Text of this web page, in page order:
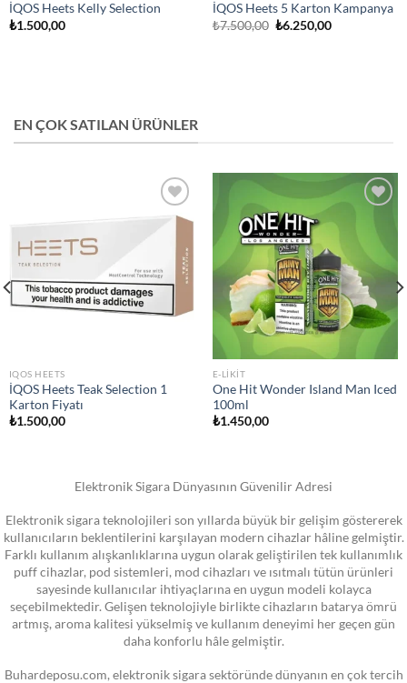
İQOS Heets Kelly Selection
₺1.500,00
İQOS Heets 5 Karton Kampanya
₺7.500,00 Orijinal
₺6.250,00Şu
EN ÇOK SATILAN ÜRÜNLER
Add to
IQOS HEETS
İQOS Heets Teak Selection 1
Karton Fiyatı
₺1.500,00
wishlist
E-LIKIT
One Hit Wonder Island Man Iced
100ml
₺1.450,00
Elektronik Sigara Dünyasının Güvenilir Adresi
Elektronik sigara teknolojileri son yıllarda büyük bir gelişim göstererek
kullanıcıların beklentilerini karşılayan modern cihazlar hâline gelmiştir.
Farklı kullanım alışkanlıklarına uygun olarak geliştirilen tek kullanımlık
puff cihazlar, pod sistemleri, mod cihazları ve ısıtmalı tütün ürünleri
sayesinde kullanıcılar ihtiyaçlarına en uygun modeli kolayca
seçebilmektedir. Gelişen teknolojiyle birlikte cihazların batarya ömrü
artmış, aroma kalitesi yükselmiş ve kullanım deneyimi her geçen gün
daha konforlu hâle gelmiştir.
Buhardeposu.com, elektronik sigara sektöründe dünyanın en çok tercih